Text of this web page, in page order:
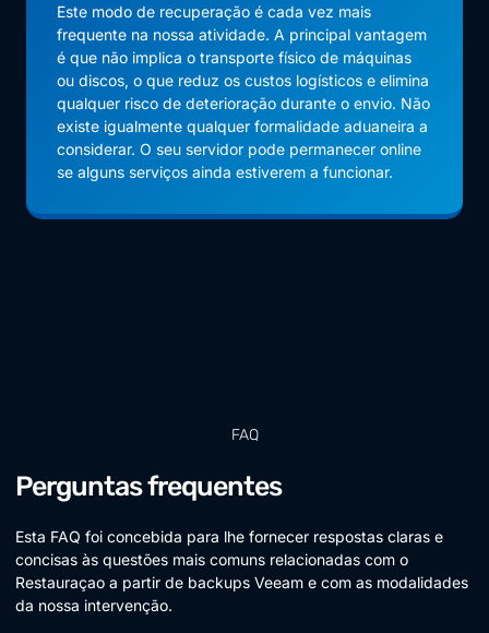
Este modo de recuperação é cada vez mais
frequente na nossa atividade. A principal vantagem
é que não implica o transporte físico de máquinas
ou discos, o que reduz os custos logísticos e elimina
qualquer risco de deterioração durante o envio. Não
existe igualmente qualquer formalidade aduaneira a
considerar. O seu servidor pode permanecer online
se alguns serviços ainda estiverem a funcionar.
FAQ
Perguntas frequentes
Esta FAQ foi concebida para lhe fornecer respostas claras e
concisas às questões mais comuns relacionadas com o
Restauraçao a partir de backups Veeam e com as modalidades
da nossa intervenção.